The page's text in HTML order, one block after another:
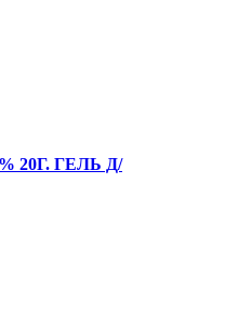
20Г. ГЕЛЬ Д/